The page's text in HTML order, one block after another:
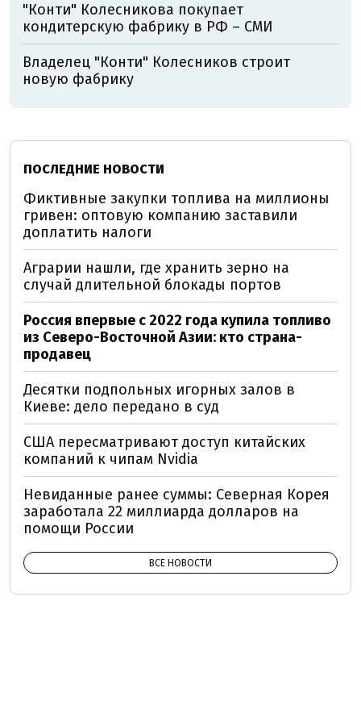
"Конти" Колесникова покупает
кондитерскую фабрику в РФ – СМИ
Владелец "Конти" Колесников строит
новую фабрику
ПОСЛЕДНИЕ НОВОСТИ
Фиктивные закупки топлива на миллионы
гривен: оптовую компанию заставили
доплатить налоги
Аграрии нашли, где хранить зерно на
случай длительной блокады портов
Россия впервые с 2022 года купила топливо
из Северо-Восточной Азии: кто страна-
продавец
Десятки подпольных игорных залов в
Киеве: дело передано в суд
США пересматривают доступ китайских
компаний к чипам Nvidia
Невиданные ранее суммы: Северная Корея
заработала 22 миллиарда долларов на
помощи России
ВСЕ НОВОСТИ